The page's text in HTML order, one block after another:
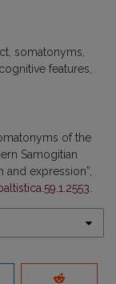
somatonyms
cognitive features
of the
Samogitian
expression”,
.